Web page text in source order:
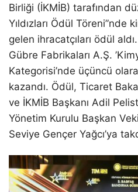
Birliği (İKMİB) tarafından
Yıldızları Ödül Töreni”nde
gelen ihracatçıları ödül
Gübre Fabrikaları A.Ş.
Kategorisi’nde üçüncü
kazandı. Ödül, Ticaret
ve İKMİB Başkanı Adil
Yönetim Kurulu Başkan
Seviye Gençer Yağcı’ya